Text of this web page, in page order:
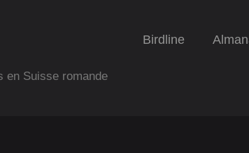
en Suisse romande
Birdline